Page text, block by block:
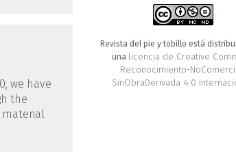
we have
the
material
Revista del pie y tobillo está
una licencia de Creative
Reconocimiento-
SinObraDerivada 4.0